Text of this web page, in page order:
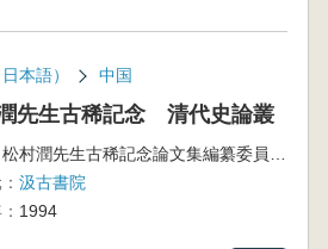
本語） 中国
先生古稀記念 清代史論叢
汲古書院
1994